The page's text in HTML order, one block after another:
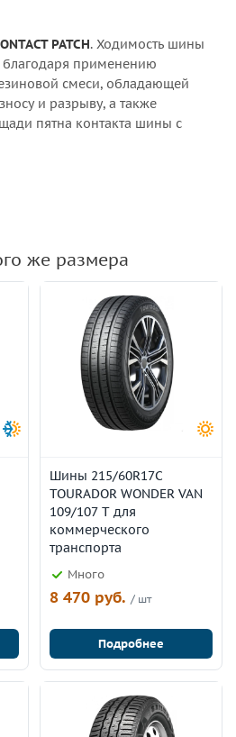
PATCH. Ходимость шины
благодаря применению
смеси, обладающей
и разрыву, а также
пятна контакта шины с
же размера
Шины 215/60R17C
TOURADOR WONDER VAN
109/107 T для
коммерческого
транспорта
Много
8 470 руб. / шт
Подробнее